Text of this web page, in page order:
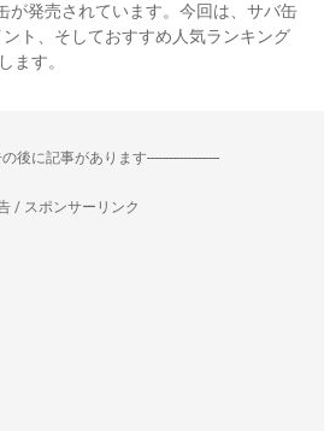
が発売されています。今回は、サバ缶
ト、そしておすすめ人気ランキング
ます。
の後に記事があります--------------------
/ スポンサーリンク